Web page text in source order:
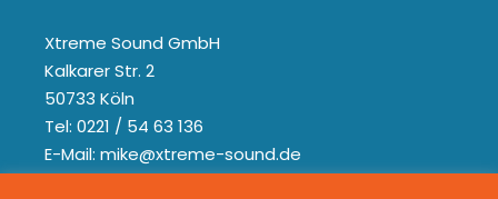
Xtreme Sound GmbH
Kalkarer Str. 2
50733 Köln
Tel: 0221 / 54 63 136
E-Mail: mike@xtreme-sound.de